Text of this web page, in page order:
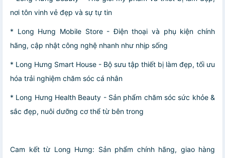
nơi tôn vinh vẻ đẹp và sự tự tin
* Long Hưng Mobile Store - Điện thoại và phụ kiện chính
hãng, cập nhật công nghệ nhanh như nhịp sống
* Long Hưng Smart House - Bộ sưu tập thiết bị làm đẹp, tối ưu
hóa trải nghiệm chăm sóc cá nhân
* Long Hưng Health Beauty - Sản phẩm chăm sóc sức khỏe &
sắc đẹp, nuôi dưỡng cơ thể từ bên trong
Cam kết từ Long Hưng: Sản phẩm chính hãng, giao hàng